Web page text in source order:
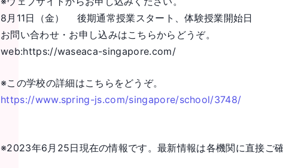
8月11日（金） 後期通常授業スタート、体験授業開始日
お問い合わせ・お申し込みはこちらからどうぞ。
web:https://waseaca-singapore.com/
※この学校の詳細はこちらをどうぞ。
https://www.spring-js.com/singapore/school/3748/
※2023年6月25日現在の情報です。最新情報は各機関に直接ご確